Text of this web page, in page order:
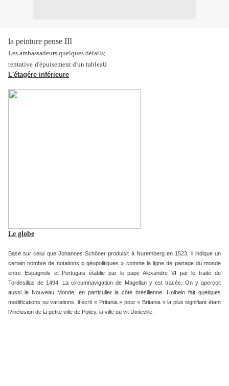
la peinture pense III
Les ambassadeurs quelques détails;
tentative d'épuisement d'un tableau
L'étagére inférieure
Le globe
Basé sur celui que Johannes Schöner produisit à Nuremberg en 1523, il indique un
certain nombre de notations « géopolitiques » comme la ligne de partage du monde
entre Espagnols et Portugais établie par le pape Alexandre VI par le traité de
Tordesillas de 1494. La circumnavigation de Magellan y est tracée. On y aperçoit
aussi le Nouveau Monde, en particulier la côte brésilienne. Holbein fait quelques
modifications ou variations, il écrit « Pritania » pour « Britania » la plus signifiant étant
l?inclusion de la petite ville de Policy, la ville ou vit Dinteville.